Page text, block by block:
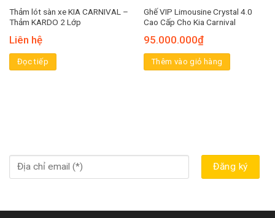
Thảm lót sàn xe KIA CARNIVAL –
Thảm KARDO 2 Lớp
Liên hệ
Đọc tiếp
Ghế VIP Limousine Crystal 4.0
Cao Cấp Cho Kia Carnival
95.000.000₫
Thêm vào giỏ hàng